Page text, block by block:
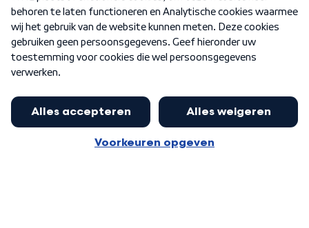
Nieuwsbrief
Word Lid